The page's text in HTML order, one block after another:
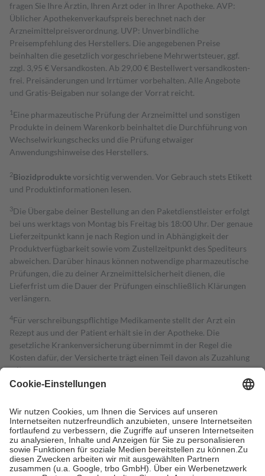
fragen Sie Ihre Ärztin, Ihren Arzt oder in Ihrer Apotheke. AVP:
Üblicher Apothekenverkaufspreis berechnet nach der
Arzneimittelpreisverordnung. UVP: Unverbindliche
Preisempfehlung des Herstellers. Die angegebenen Preise
beinhalten die gesetzlich vorgeschriebene Mehrwertsteuer, ggf.
zzgl. 3,95 € Versandkosten. Ab 29,00 € Bestell­wert versand­kosten­
frei. Preisänderungen und Irrtümer vorbehalten. Alle Angebote
und Gratis-Beigaben nur solange der Vorrat reicht.
1 Eine pharmazeutische Prüfung der Arzneimittel und sonstigen
Produkte in deinem Warenkorb beinhaltet die Durchführung von
Wechselwirkungschecks und die Prüfung etwaiger
Anwendungshinweise des Herstellers.
2Biozidproduktevorsichtig verwenden. Vor Gebrauch stets Etikett
und Produktinformationen lesen.
3Die Übergabe deiner Bestellung an den Paketdienstleister erfolgt
bei uns werktags von Montag bis Freitag bis 18:00 Uhr. Der genaue
Lieferzeitpunkt kann je nach Region und in Abhängigkeit der
Produktverfügbarkeit sowie vom Zustellzeitpunkt des Spediteurs
abweichen. Darüber hinaus können notwendige pharmazeutische
Prüfungen, die zu deiner Arzneimittelsicherheit dienen, die
Lieferfrist um die Dauer der Prüfungen einschließlich Klärungen
verlängern.
4Für verschreibungspflichtige Medikamente stellt der Arzt ein
Rezept aus und der Patient erhält sie in der Apotheke. Die
gesetzliche Krankenversicherung übernimmt in der Regel die
Kosten dafür, der Versicherte trägt einen Teil davon als Zuzahlung
mit.
Grundsätzlich leisten Mitglieder Zuzahlungen in Höhe von zehn
höchstens zehn Euro.
Es sind jedoch nie mehr als die tatsächlichen
Kosten der Leistung zu entrichten.
Diese Regeln gelten grundsätzlich auch für Online-Apotheken.
Bei Heilmitteln und häuslicher Krankenpflege beträgt die
Zuzahlung zehn Prozent der Kosten sowie zehn Euro je
Verordnung.